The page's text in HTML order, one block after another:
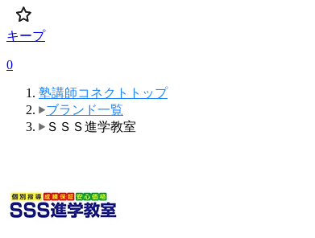
キープ
0
塾講師コネクトトップ
ブランド一覧
ＳＳＳ進学教室